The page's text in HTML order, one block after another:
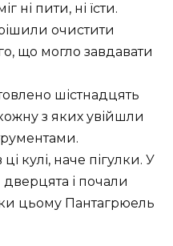
ні пити, ні їсти.
очистити
що могло завдавати
шістнадцять
з яких увійшли
кулі, наче пігулки. У
і почали
цьому Пантагрюель